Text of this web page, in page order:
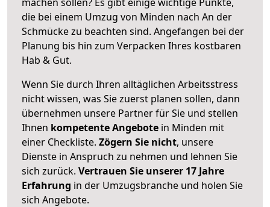
die bei einem Umzug von Minden nach An der
Schmücke zu beachten sind. Angefangen bei der
Planung bis hin zum Verpacken Ihres kostbaren
Hab & Gut.
Wenn Sie durch Ihren alltäglichen Arbeitsstress
nicht wissen, was Sie zuerst planen sollen, dann
übernehmen unsere Partner für Sie und stellen
Ihnen kompetente Angebote in Minden mit
einer Checkliste. Zögern Sie nicht, unsere
Dienste in Anspruch zu nehmen und lehnen Sie
sich zurück. Vertrauen Sie unserer 17 Jahre
Erfahrung in der Umzugsbranche und holen Sie
sich Angebote.